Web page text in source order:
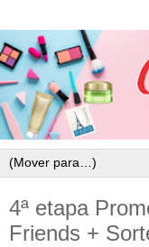
4ª etapa
Friends +